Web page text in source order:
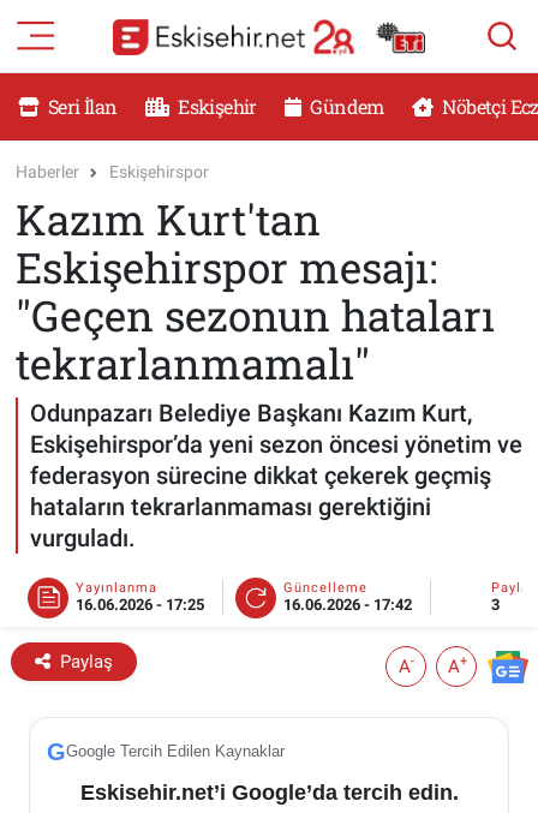
Seri İlan Eskişehir Gündem Nöbetçi
Haberler Eskişehirspor
Kazım Kurt'tan
Eskişehirspor mesajı:
"Geçen sezonun hataları
tekrarlanmamalı"
Odunpazarı Belediye Başkanı Kazım Kurt,
Eskişehirspor’da yeni sezon öncesi yönetim ve
federasyon sürecine dikkat çekerek geçmiş
hataların tekrarlanmaması gerektiğini
vurguladı.
Yayınlanma
16.06.2026 - 17:25
Güncelleme
16.06.2026 - 17:42 3
Paylaş A- A+
GGoogle Tercih Edilen Kaynaklar
Eskisehir.net’i Google’da tercih edin.
RESMİ İLANLAR
DÜNYA
SAĞLIK
MAGAZİN
TEKNOLOJİ
YEMEK
ESKİŞEHİR NÖBETÇİ ECZANELER
Eskişehir Haber İçerikleri
Eskişehir Tramvay Saatleri
Eskişehir Nöbetçi Eczaneler
Eskişehir Namaz Vakitleri
Eskişehir Trafik Yoğunluk Haritası
Süper Lig Puan Durumu ve Fikstür
Tüm Manşetler
Son Dakika Haberleri
Haber Arşivi